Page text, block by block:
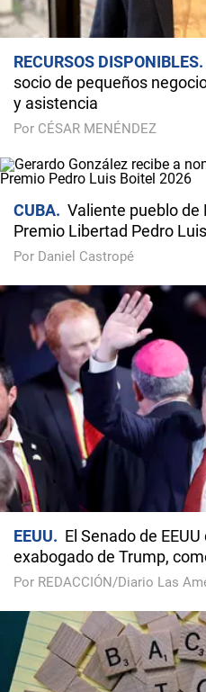
RECURSOS DISPONIBLES
socio de pequeños
y asistencia
Por CÉSAR MENÉNDEZ
CUBA
Valiente pueblo
Premio Libertad Pedro
Por Daniel Castropé
EEUU
El Senado de
exabogado de Trump,
Por REDACCIÓN/Diario Las